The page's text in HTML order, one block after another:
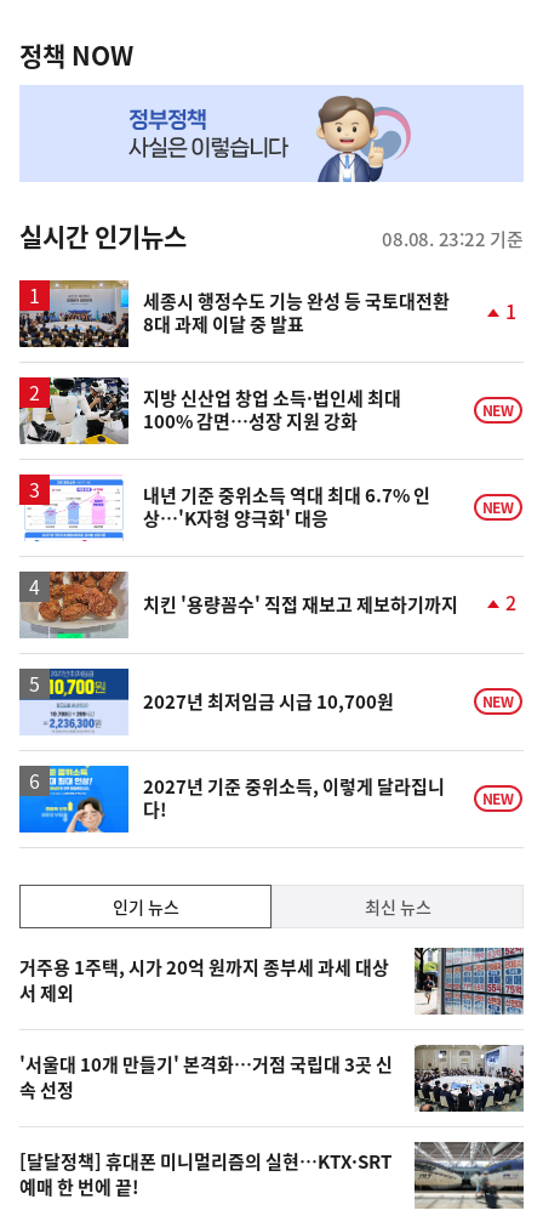
책
NOW,
뉴
스
정책 NOW
실시간 인기뉴스 08.08. 23:22 기준
세종시 행정수도 기능 완성 등 국토대전환
8대 과제 이달 중 발표
상
승
1
지방 신산업 창업 소득·법인세 최대
100% 감면…성장 지원 강화
NEW
내년 기준 중위소득 역대 최대 6.7% 인
상…'K자형 양극화' 대응
NEW
치킨 '용량꼼수' 직접 재보고 제보하기까지
상
승
2
2027년 최저임금 시급 10,700원 NEW
2027년 기준 중위소득, 이렇게 달라집니
다!
NEW
인
기,
최
신,
오
늘
의
영
상
인기 뉴스 최신 뉴스
인
기
뉴
스
거주용 1주택, 시가 20억 원까지 종부세 과세 대상
서 제외
'서울대 10개 만들기' 본격화…거점 국립대 3곳 신
속 선정
[달달정책] 휴대폰 미니멀리즘의 실현…KTX·SRT
예매 한 번에 끝!